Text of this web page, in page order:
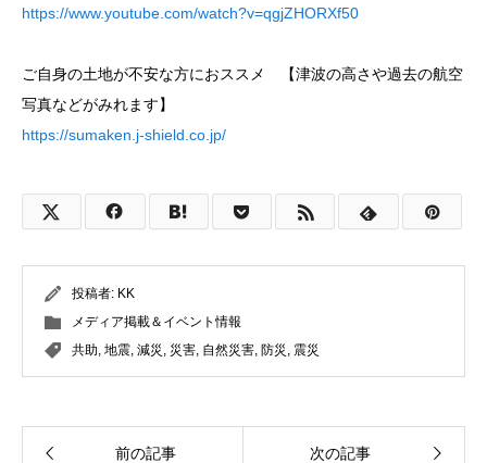
https://www.youtube.com/watch?v=qgjZHORXf50
ご自身の土地が不安な方におススメ 【津波の高さや過去の航空
写真などがみれます】
https://sumaken.j-shield.co.jp/
投稿者: KK
メディア掲載＆イベント情報
共助, 地震, 減災 , 災害, 自然災害, 防災 , 震災
前の記事 次の記事